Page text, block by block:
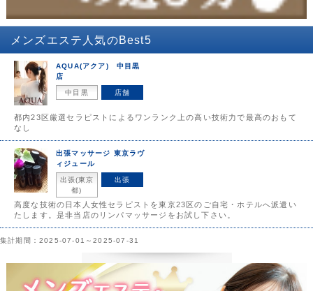
メンズエステ 人気のBest5
AQUA(アクア) 中目黒
店
中目黒 店舗
都内23区厳選セラピストによるワンランク上の高い技術力で最高のおもて
なし
出張マッサージ 東京ラヴ
ィジュール
出張(東京
都)
出張
高度な技術の日本人女性セラピストを東京23区のご自宅・ホテルへ派遣い
たします。是非当店のリンパマッサージをお試し下さい。
集計期間：2025-07-01～2025-07-31